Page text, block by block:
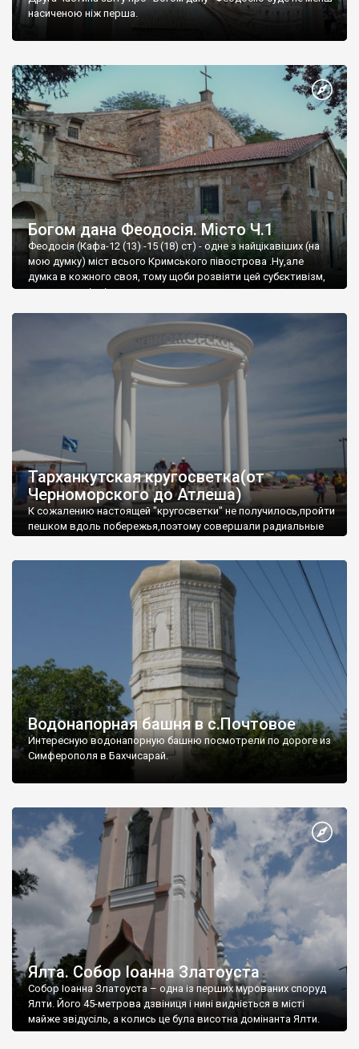
насиченою ніж перша.
Богом дана Феодосія. Місто Ч.1
Феодосія (Кафа-12 (13) -15 (18) ст) - одне з найцікавіших (на
мою думку) міст всього Кримського півострова .Ну,але
думка в кожного своя, тому щоби розвіяти цей субєктивізм,
запрошую відвідати це
Тарханкутская кругосветка(от
Черноморского до Атлеша)
К сожалению настоящей "кругосветки" не получилось,пройти
пешком вдоль побережья,поэтому совершали радиальные
Водонапорная башня в с.Почтовое
Интересную водонапорную башню посмотрели по дороге из
Симферополя в Бахчисарай.
Ялта. Собор Іоанна Златоуста
Собор Іоанна Златоуста – одна із перших мурованих споруд
Ялти. Його 45-метрова дзвіниця і нині видніється в місті
майже звідусіль, а колись це була висотна домінанта Ялти.